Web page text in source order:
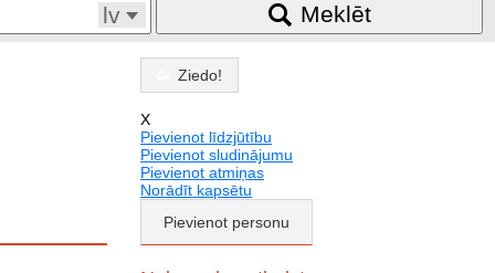
lv Meklēt
Ziedo!
X
Pievienot līdzjūtību
Pievienot sludinājumu
Pievienot atmiņas
Norādīt kapsētu
Pievienot personu